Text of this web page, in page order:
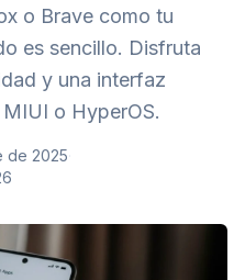
o Brave como tu
es sencillo. Disfruta
y una interfaz
o HyperOS.
de 2025·